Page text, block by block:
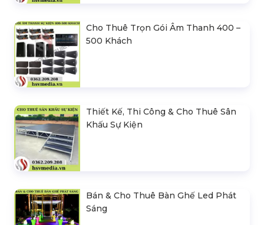
Cho Thuê Trọn Gói Âm Thanh 400 –
500 Khách
Thiết Kế, Thi Công & Cho Thuê Sân
Khấu Sự Kiện
Bán & Cho Thuê Bàn Ghế Led Phát
Sáng